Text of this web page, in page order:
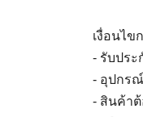
เงื่อนไข
- รับประ
- อุปกร
- สินค้า